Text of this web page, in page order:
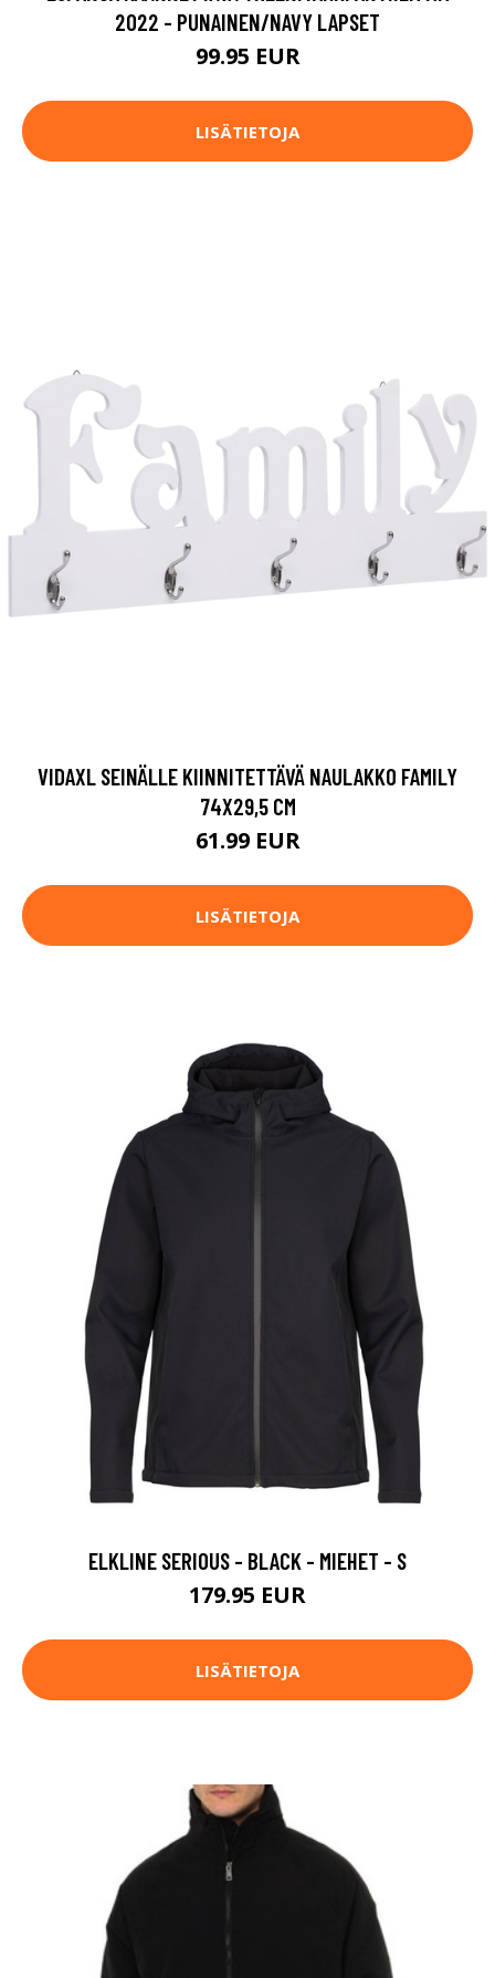
2022 - PUNAINEN/NAVY LAPSET
99.95 EUR
LISÄTIETOJA
VIDAXL SEINÄLLE KIINNITETTÄVÄ NAULAKKO FAMILY
74X29,5 CM
61.99 EUR
LISÄTIETOJA
ELKLINE SERIOUS - BLACK - MIEHET - S
179.95 EUR
LISÄTIETOJA